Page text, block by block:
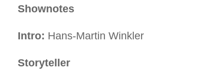
Shownotes
Intro: Hans-Martin Winkler
Storyteller